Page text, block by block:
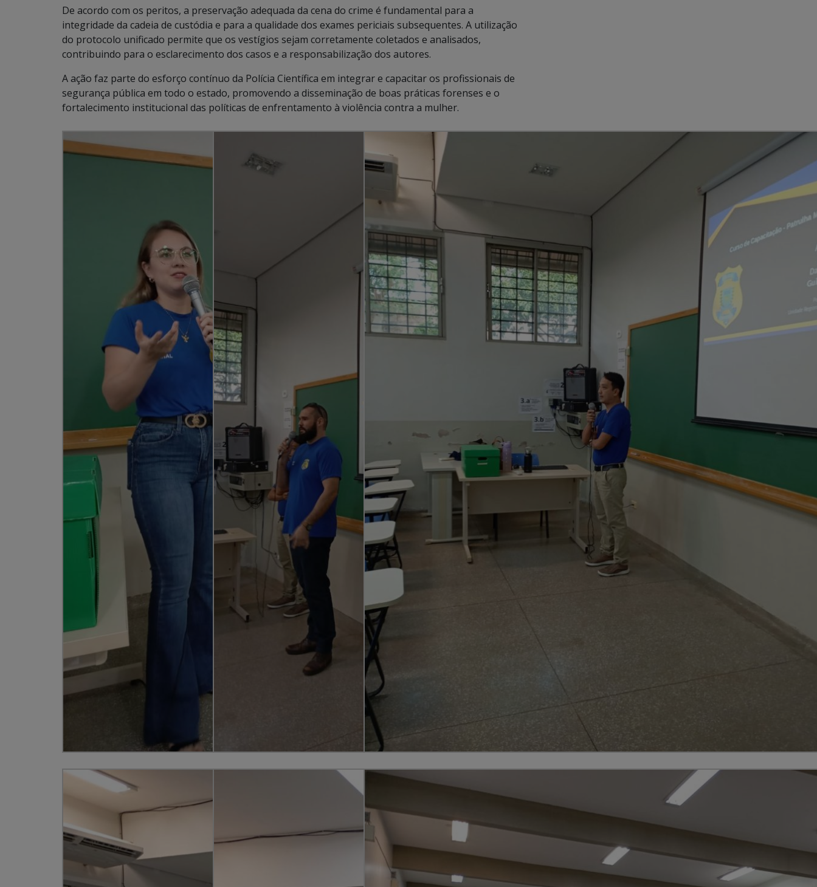
De acordo com os peritos, a preservação adequada da cena do crime é fundamental para a
integridade da cadeia de custódia e para a qualidade dos exames periciais subsequentes. A utilização
do protocolo unificado permite que os vestígios sejam corretamente coletados e analisados,
contribuindo para o esclarecimento dos casos e a responsabilização dos autores.
A ação faz parte do esforço contínuo da Polícia Científica em integrar e capacitar os profissionais de
segurança pública em todo o estado, promovendo a disseminação de boas práticas forenses e o
fortalecimento institucional das políticas de enfrentamento à violência contra a mulher.